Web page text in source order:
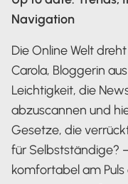
Navigation
Die Online Welt
Carola, Bloggerin
Leichtigkeit, die
abzuscannen und
Gesetze, die
für Selbstständige?
komfortabel am